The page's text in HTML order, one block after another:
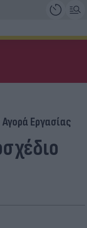
Αγορά Εργασίας